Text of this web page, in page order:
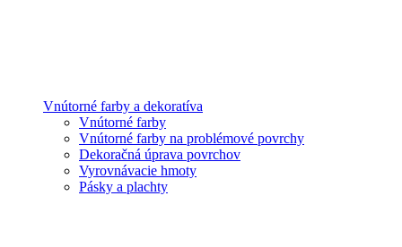
Vnútorné farby a dekoratíva
Vnútorné farby
Vnútorné farby na problémové povrchy
Dekoračná úprava povrchov
Vyrovnávacie hmoty
Pásky a plachty